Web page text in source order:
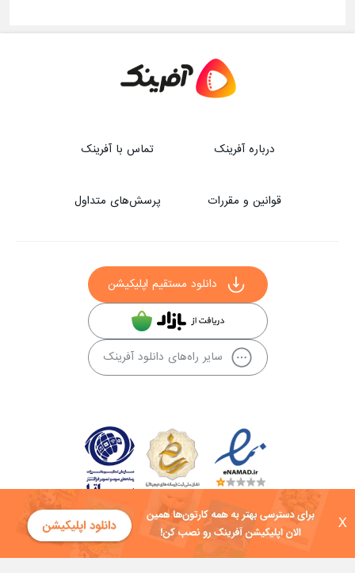
X
درباره آفرینک تماس با آفرینک
قوانین و مقررات پرسش‌های متداول
دانلود مستقیم اپلیکیشن
سایر راه‌های دانلود آفرینک
کلیه حقوق این سایت به شرکت توسعه فناوی هفت آسمان توکان تعلق دارد و